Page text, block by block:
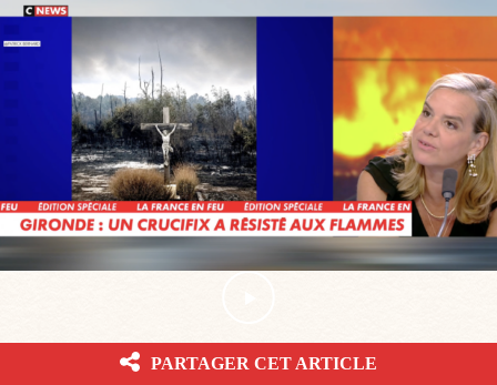
VOTRE AVIS PARTAGER CET ARTICLE